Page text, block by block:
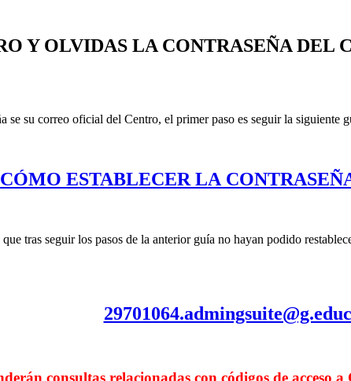
Y OLVIDAS LA CONTRASEÑA DEL
se su correo oficial del Centro, el primer paso es seguir la siguiente
CÓMO ESTABLECER LA
tras seguir los pasos de la anterior guía no hayan podido
consultas relacionadas con códigos de acceso